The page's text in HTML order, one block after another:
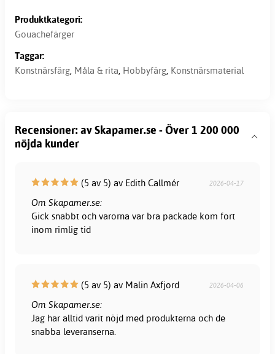
Produktkategori:
Gouachefärger
Taggar:
Konstnärsfärg, Måla & rita, Hobbyfärg, Konstnärsmaterial
Recensioner: av Skapamer.se - Över 1 200 000
nöjda kunder
(5 av 5) av Edith Callmér 2026-04-17
Om Skapamer.se:
Gick snabbt och varorna var bra packade kom fort
inom rimlig tid
(5 av 5) av Malin Axfjord 2026-04-06
Om Skapamer.se:
Jag har alltid varit nöjd med produkterna och de
snabba leveranserna.